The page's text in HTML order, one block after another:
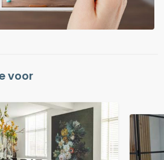
voor